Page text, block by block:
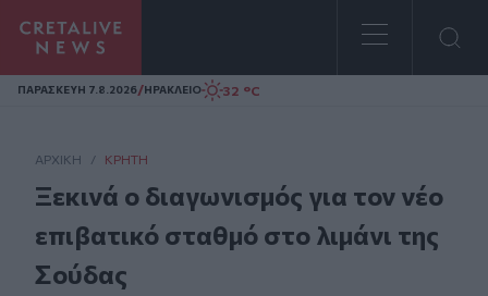
Homepage
ΠΑΡΑΣΚΕΥΗ 7.8.2026/ΗΡΑΚΛΕΙΟ 32 °C
ΑΡΧΙΚΗ / ΚΡΉΤΗ
Ξεκινά ο διαγωνισμός για τον νέο
επιβατικό σταθμό στο λιμάνι της
Σούδας